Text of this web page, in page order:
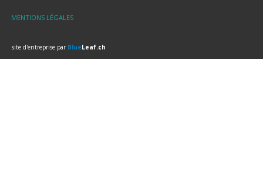
MENTIONS LÉGALES
site d'entreprise par BlueLeaf.ch